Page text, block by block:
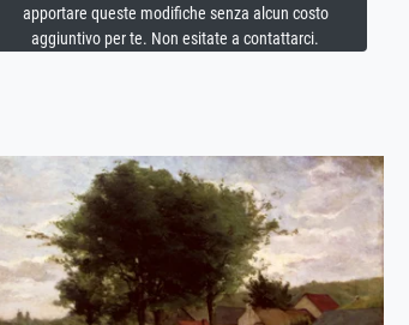
apportare queste modifiche senza alcun costo
aggiuntivo per te. Non esitate a contattarci.